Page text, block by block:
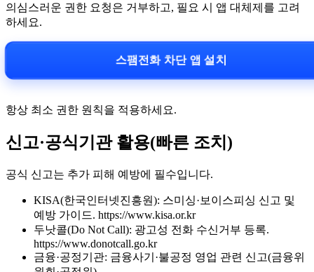
의심스러운 권한 요청은 거부하고, 필요 시 앱 대체제를 고려
하세요.
스팸전화 차단 앱 설치
항상 최소 권한 원칙을 적용하세요.
신고·공식기관 활용(빠른 조치)
공식 신고는 추가 피해 예방에 필수입니다.
KISA(한국인터넷진흥원): 스미싱·보이스피싱 신고 및
예방 가이드. https://www.kisa.or.kr
두낫콜(Do Not Call): 광고성 전화 수신거부 등록.
https://www.donotcall.go.kr
금융·공정기관: 금융사기·불공정 영업 관련 신고(금융위